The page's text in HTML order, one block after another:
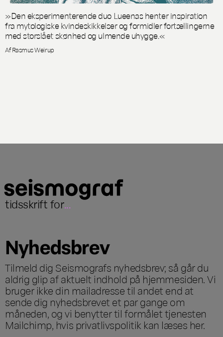
»Den eksperimenterende duo Lueenas henter inspiration
fra mytologiske kvindeskikkelser og formidler fortællingerne
med storslået skønhed og ulmende uhygge.«
Af Rasmus Weirup
tidsskrift for...
Nyhedsbrev
Tilmeld dig Seismografs nyhedsbrev; så går du
aldrig glip af aktuelt indhold på hjemmesiden. Vi
bruger ikke din mailadresse til andet end at
sende dig nyhedsbrevet et par gange om
måneden, og vi benytter til formålet tjenesten
Mailchimp, hvis privatlivspolitik kan læses her.